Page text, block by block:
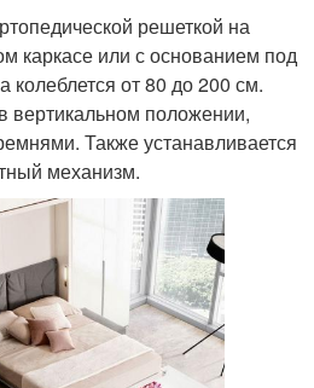
решеткой на
каркасе или с основанием под
от 80 до 200 см.
вертикальном положении,
Также устанавливается
механизм.